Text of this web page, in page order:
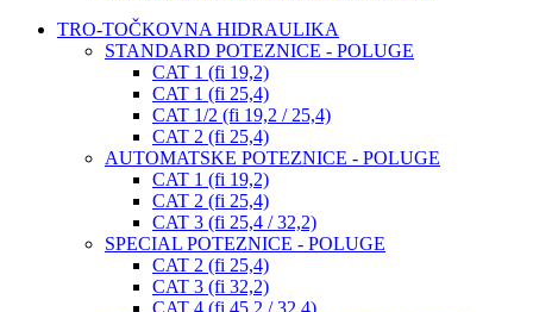
TRO-TOČKOVNA HIDRAULIKA
STANDARD POTEZNICE - POLUGE
CAT 1 (fi 19,2)
CAT 1 (fi 25,4)
CAT 1/2 (fi 19,2 / 25,4)
CAT 2 (fi 25,4)
AUTOMATSKE POTEZNICE - POLUGE
CAT 1 (fi 19,2)
CAT 2 (fi 25,4)
CAT 3 (fi 25,4 / 32,2)
SPECIAL POTEZNICE - POLUGE
CAT 2 (fi 25,4)
CAT 3 (fi 32,2)
CAT 4 (fi 45,2 / 32,4)